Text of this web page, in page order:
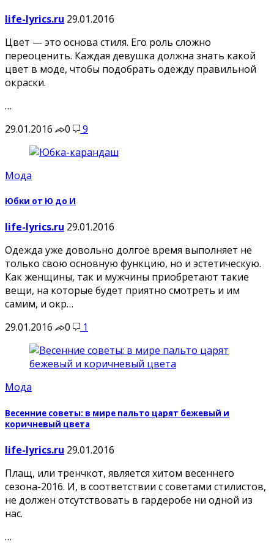
life-lyrics.ru 29.01.2016
Цвет — это основа стиля. Его роль сложно
переоценить. Каждая девушка должна знать какой
цвет в моде, чтобы подобрать одежду правильной
окраски.
…
29.01.2016
0 9
Мода
Юбки от Ю до И
life-lyrics.ru 29.01.2016
Одежда уже довольно долгое время выполняет не
только свою основную функцию, но и эстетическую.
Как женщины, так и мужчины приобретают такие
вещи, на которые будет приятно смотреть и им
самим, и окр…
29.01.2016
0 1
Мода
Весенние советы: в мире пальто царят бежевый и
коричневый цвета
life-lyrics.ru 29.01.2016
Плащ, или тренчкот, является хитом весеннего
сезона-2016. И, в соответствии с советами стилистов,
не должен отсутствовать в гардеробе ни одной из
нас.
…